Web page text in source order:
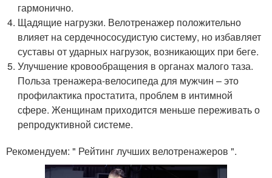
гармонично.
Щадящие нагрузки. Велотренажер положительно
влияет на сердечнососудистую систему, но избавляет
суставы от ударных нагрузок, возникающих при беге.
Улучшение кровообращения в органах малого таза.
Польза тренажера-велосипеда для мужчин – это
профилактика простатита, проблем в интимной
сфере. Женщинам приходится меньше переживать о
репродуктивной системе.
Рекомендуем: " Рейтинг лучших велотренажеров ".